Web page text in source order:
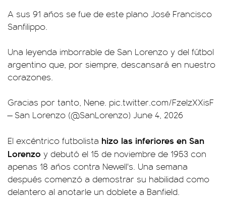
A sus 91 años se fue de este plano José Francisco
Sanfilippo.
Una leyenda imborrable de San Lorenzo y del fútbol
argentino que, por siempre, descansará en nuestro
corazones.
Gracias por tanto, Nene. pic.twitter.com/FzeIzXXisF
— San Lorenzo (@SanLorenzo) June 4, 2026
El excéntrico futbolista hizo las inferiores en San
Lorenzo y debutó el 15 de noviembre de 1953 con
apenas 18 años contra Newell's. Una semana
después comenzó a demostrar su habilidad como
delantero al anotarle un doblete a Banfield.